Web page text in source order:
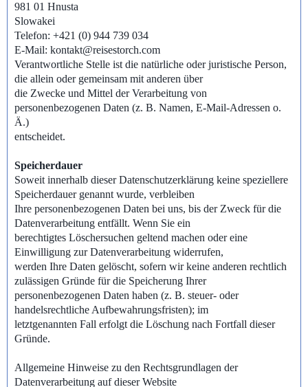
981 01 Hnusta
Slowakei
Telefon: +421 (0) 944 739 034
E-Mail: kontakt@reisestorch.com
Verantwortliche Stelle ist die natürliche oder juristische Person,
die allein oder gemeinsam mit anderen über
die Zwecke und Mittel der Verarbeitung von
personenbezogenen Daten (z. B. Namen, E-Mail-Adressen o.
Ä.)
entscheidet.
Speicherdauer
Soweit innerhalb dieser Datenschutzerklärung keine speziellere
Speicherdauer genannt wurde, verbleiben
Ihre personenbezogenen Daten bei uns, bis der Zweck für die
Datenverarbeitung entfällt. Wenn Sie ein
berechtigtes Löschersuchen geltend machen oder eine
Einwilligung zur Datenverarbeitung widerrufen,
werden Ihre Daten gelöscht, sofern wir keine anderen rechtlich
zulässigen Gründe für die Speicherung Ihrer
personenbezogenen Daten haben (z. B. steuer- oder
handelsrechtliche Aufbewahrungsfristen); im
letztgenannten Fall erfolgt die Löschung nach Fortfall dieser
Gründe.
Allgemeine Hinweise zu den Rechtsgrundlagen der
Datenverarbeitung auf dieser Website